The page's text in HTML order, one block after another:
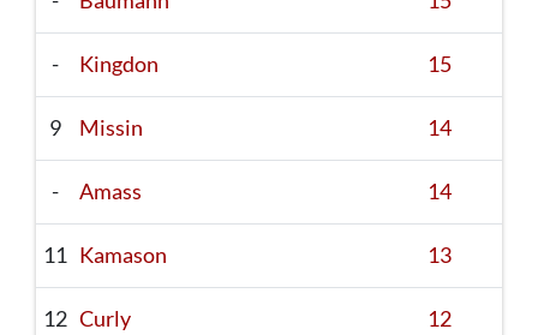
- Kingdon 15
9 Missin 14
- Amass 14
11 Kamason 13
12 Curly 12